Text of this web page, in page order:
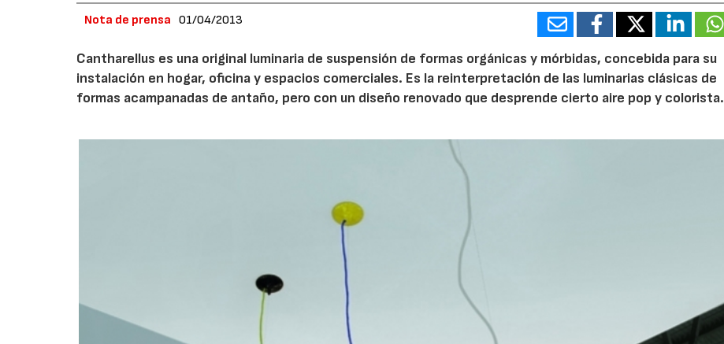
Nota de prensa 01/04/2013
Cantharellus es una original luminaria de suspensión de formas orgánicas y mórbidas, concebida para su
instalación en hogar, oficina y espacios comerciales. Es la reinterpretación de las luminarias clásicas de
formas acampanadas de antaño, pero con un diseño renovado que desprende cierto aire pop y colorista.